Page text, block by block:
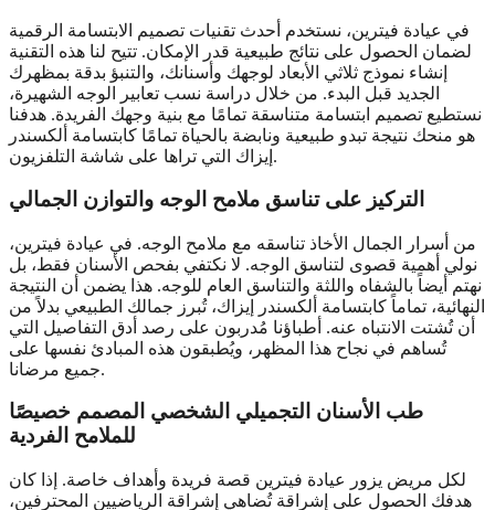
في عيادة فيترين، نستخدم أحدث تقنيات تصميم الابتسامة الرقمية
لضمان الحصول على نتائج طبيعية قدر الإمكان. تتيح لنا هذه التقنية
إنشاء نموذج ثلاثي الأبعاد لوجهك وأسنانك، والتنبؤ بدقة بمظهرك
الجديد قبل البدء. من خلال دراسة نسب تعابير الوجه الشهيرة،
نستطيع تصميم ابتسامة متناسقة تمامًا مع بنية وجهك الفريدة. هدفنا
هو منحك نتيجة تبدو طبيعية ونابضة بالحياة تمامًا كابتسامة ألكسندر
إيزاك التي تراها على شاشة التلفزيون.
التركيز على تناسق ملامح الوجه والتوازن الجمالي
من أسرار الجمال الأخاذ تناسقه مع ملامح الوجه. في عيادة فيترين،
نولي أهمية قصوى لتناسق الوجه. لا نكتفي بفحص الأسنان فقط، بل
نهتم أيضاً بالشفاه واللثة والتناسق العام للوجه. هذا يضمن أن النتيجة
النهائية، تماماً كابتسامة ألكسندر إيزاك، تُبرز جمالك الطبيعي بدلاً من
أن تُشتت الانتباه عنه. أطباؤنا مُدربون على رصد أدق التفاصيل التي
تُساهم في نجاح هذا المظهر، ويُطبقون هذه المبادئ نفسها على
جميع مرضانا.
طب الأسنان التجميلي الشخصي المصمم خصيصًا
للملامح الفردية
لكل مريض يزور عيادة فيترين قصة فريدة وأهداف خاصة. إذا كان
هدفك الحصول على إشراقة تُضاهي إشراقة الرياضيين المحترفين،